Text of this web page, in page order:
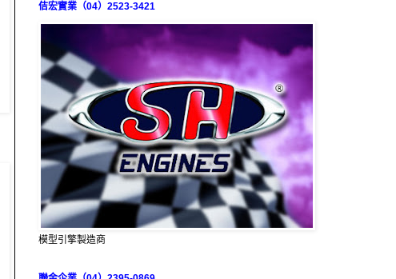
佶宏實業（04）2523-3421
模型引擎製造商